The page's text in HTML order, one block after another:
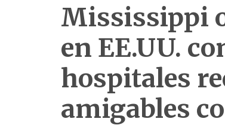
Mississippi
en EE.UU.
hospitales
amigables